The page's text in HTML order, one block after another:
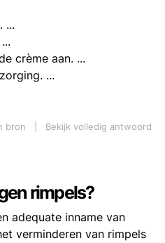
...
crème aan. ...
...
bron
Bekijk volledig antwoord
rimpels?
adequate inname van
verminderen van rimpels